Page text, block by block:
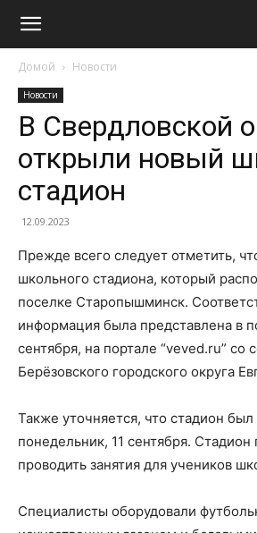
Домой Новости
Новости
В Свердловской
открыли новый
стадион
12.09.2023
Прежде всего следует отметить,
школьного стадиона, который
поселке Старопышминск.
информация была представлена в
сентября, на портале “veved.ru” со
Берёзовского городского округа
Также уточняется, что стадион был
понедельник, 11 сентября. Стадион
проводить занятия для учеников
Специалисты оборудовали